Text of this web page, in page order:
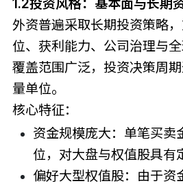
1.2投资风格：基本面与长期
外资普遍采取长期投资策略
位、获利能力、公司治理与
覆盖范围广泛，投资决策周
量单位。
核心特征：
资金规模庞大：单笔买卖
位，对大盘与权值股具有
偏好大型权值股：由于资